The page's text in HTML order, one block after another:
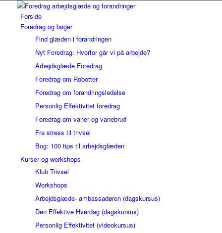
Forside
Foredrag og bøger
Find glæden i forandringen
Nyt Foredrag: Hvorfor går vi på arbejde?
Arbejdsglæde Foredrag
Foredrag om Robotter
Foredrag om forandringsledelse
Personlig Effektivitet foredrag
Foredrag om vaner og vanebrud
Fra stress til trivsel
Bog: 100 tips til arbejdsglæden
Kurser og workshops
Klub Trivsel
Workshops
Arbejdsglæde- ambassadøren (dagskursus)
Den Effektive Hverdag (dagskursus)
Personlig Effektivitet (videokursus)